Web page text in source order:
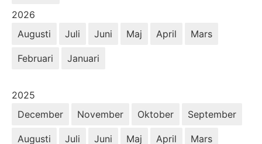
År:
2026
Augusti
Juli Juni Maj April Mars
Februari Januari
År:
2025
December
November Oktober September
Augusti Juli Juni Maj April Mars